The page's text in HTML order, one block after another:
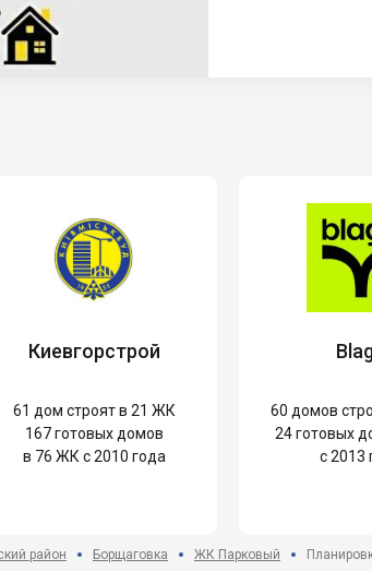
Киевгорстрой
61 дом строят в 21 ЖК
167готовых домов
в 76 ЖК с 2010 года
60 домов
24готовых
с 2013
район Борщаговка ЖК Парковый